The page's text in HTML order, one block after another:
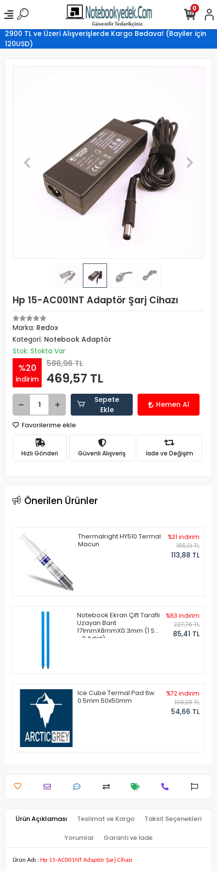
2900 TL ve Üzeri Alışverişlerde Kargo Bedava! (Bayiler için
120USD)
0
Hp 15-AC001NT Adaptör Şarj Cihazı
Marka: Redox
Kategori: Notebook Adaptör
Stok: Stokta Var
%20
indirim
586,96 TL
469,57 TL
Sepete
Ekle
Hemen Al
Favorilerime ekle
Hızlı Gönderi Güvenli Alışveriş İade ve Değişim
Önerilen Ürünler
Thermalright HY510 Termal
Macun
%31 indirim
165,13 TL
113,88 TL
Notebook Ekran Çift Taraflı
Uzayan Bant
171mmX8mmX0.3mm (1 Set
- 2 Adet)
%63 indirim
227,76 TL
85,41 TL
Ice Cube Termal Pad 6w
0.5mm 50x50mm
%72 indirim
198,38 TL
54,66 TL
Ürün Açıklaması Teslimat ve Kargo Taksit Seçenekleri
Yorumlar Garanti ve İade
Ürün Adı : Hp 15-AC001NT Adaptör Şarj Cihazı